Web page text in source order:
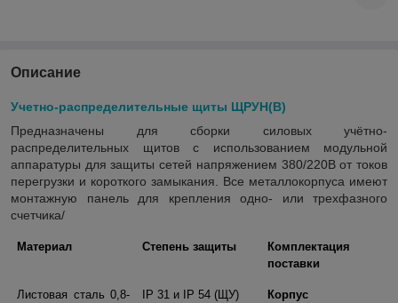
Описание
Учетно-распределительные щиты ЩРУН(В)
Предназначены для сборки силовых учётно-
распределительных щитов с использованием модульной
аппаратуры для защиты сетей напряжением 380/220В от токов
перегрузки и короткого замыкания. Все металлокорпуса имеют
монтажную панель для крепления одно- или трехфазного
счетчика/
Материал Степень защиты
Комплектация
поставки
Листовая сталь 0,8-
IP 31 и IP 54 (ЩУ)
Корпус